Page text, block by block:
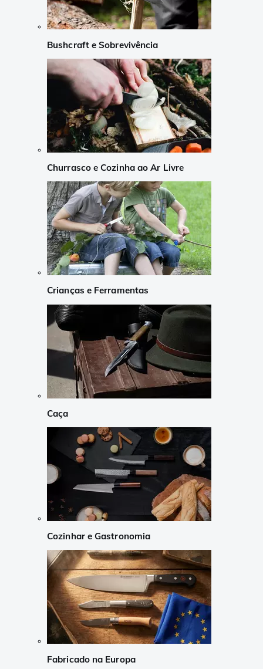
Bushcraft e Sobrevivência
Churrasco e Cozinha ao Ar Livre
Crianças e Ferramentas
Caça
Cozinhar e Gastronomia
Fabricado na Europa